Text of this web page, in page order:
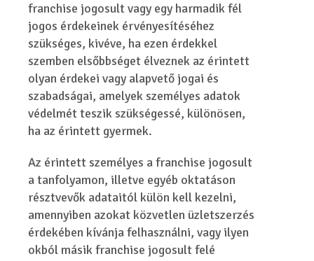
franchise jogosult vagy egy harmadik fél
jogos érdekeinek érvényesítéséhez
szükséges, kivéve, ha ezen érdekkel
szemben elsőbbséget élveznek az érintett
olyan érdekei vagy alapvető jogai és
szabadságai, amelyek személyes adatok
védelmét teszik szükségessé, különösen,
ha az érintett gyermek.
Az érintett személyes a franchise jogosult
a tanfolyamon, illetve egyéb oktatáson
résztvevők adataitól külön kell kezelni,
amennyiben azokat közvetlen üzletszerzés
érdekében kívánja felhasználni, vagy ilyen
okból másik franchise jogosult felé